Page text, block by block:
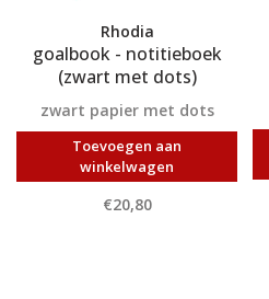
Rhodia
goalbook - notitieboek
(zwart met dots)
zwart papier met dots
Toevoegen aan
winkelwagen
€20,80